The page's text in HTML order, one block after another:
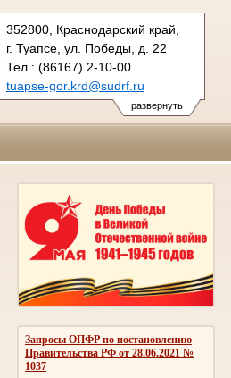
развернуть
352800, Краснодарский край,
г. Туапсе, ул. Победы, д. 22
Тел.: (86167) 2-10-00
tuapse-gor.krd@sudrf.ru
Запросы ОПФР по постановлению
Правительства РФ от 28.06.2021 №
1037